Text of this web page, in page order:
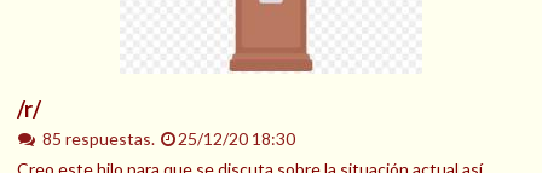
/r/
85 respuestas.
25/12/20 18:30
Creo este hilo para que se discuta sobre la situación actual así